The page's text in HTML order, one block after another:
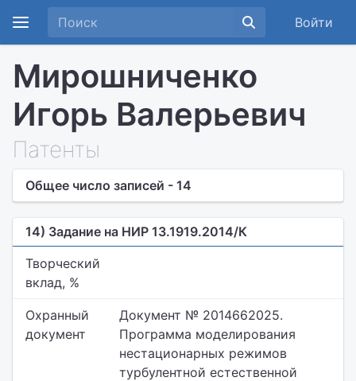
Войти
Мирошниченко
Игорь Валерьевич
Патенты
Общее число записей - 14
14) Задание на НИР 13.1919.2014/К
Творческий
вклад, %
Охранный
документ
Документ № 2014662025.
Программа моделирования
нестационарных режимов
турбулентной естественной